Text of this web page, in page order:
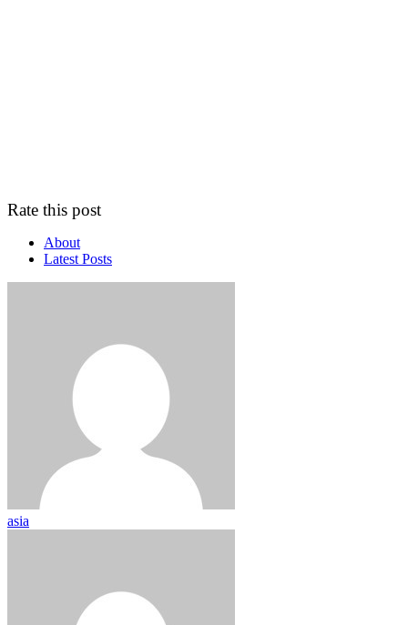
Rate this post
About
Latest Posts
asia